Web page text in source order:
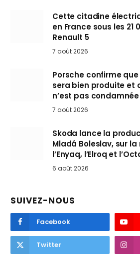
Cette citadine
en France sous les 21
Renault 5
7 août 2026
Porsche confirme
sera bien produite et
n’est pas condamnée
7 août 2026
Skoda lance la
Mladá Boleslav, sur
l’Enyaq, l’Elroq et
6 août 2026
SUIVEZ-NOUS
Facebook
Twitter